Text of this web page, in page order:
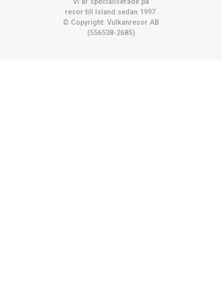
Vi är specialiserade på
resor till Island sedan 1997.
© Copyright: Vulkanresor AB
(556538-2685)